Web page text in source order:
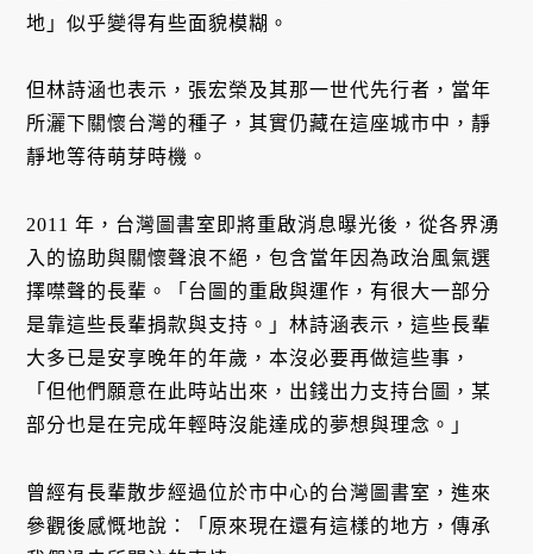
地」似乎變得有些面貌模糊。
但林詩涵也表示，張宏榮及其那一世代先行者，當年
所灑下關懷台灣的種子，其實仍藏在這座城市中，靜
靜地等待萌芽時機。
2011 年，台灣圖書室即將重啟消息曝光後，從各界湧
入的協助與關懷聲浪不絕，包含當年因為政治風氣選
擇噤聲的長輩。「台圖的重啟與運作，有很大一部分
是靠這些長輩捐款與支持。」林詩涵表示，這些長輩
大多已是安享晚年的年歲，本沒必要再做這些事，
「但他們願意在此時站出來，出錢出力支持台圖，某
部分也是在完成年輕時沒能達成的夢想與理念。」
曾經有長輩散步經過位於市中心的台灣圖書室，進來
參觀後感慨地說：「原來現在還有這樣的地方，傳承